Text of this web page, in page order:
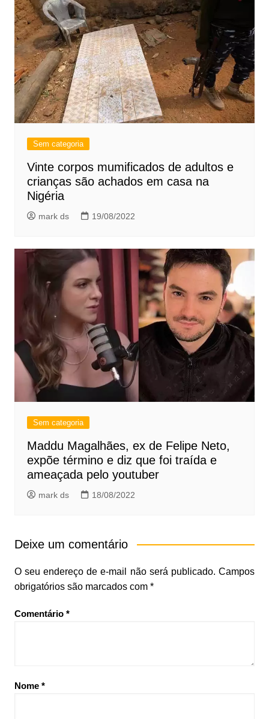
Sem categoria
Vinte corpos mumificados de adultos e
crianças são achados em casa na
Nigéria
mark ds 19/08/2022
Sem categoria
Maddu Magalhães, ex de Felipe Neto,
expõe término e diz que foi traída e
ameaçada pelo youtuber
mark ds 18/08/2022
Deixe um comentário
O seu endereço de e-mail não será publicado. Campos
obrigatórios são marcados com *
Comentário *
Nome *